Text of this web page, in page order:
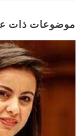
موضوعات ذات